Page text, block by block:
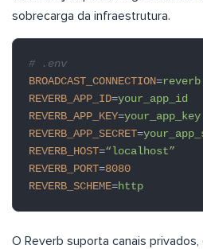
sobrecarga da infraestrutura.
# .env
BROADCAST_CONNECTION=reverb
REVERB_APP_ID=your_app_id
REVERB_APP_KEY=your_app_key
REVERB_APP_SECRET=
REVERB_HOST=“localhost”
REVERB_PORT=8080
REVERB_SCHEME=http
O Reverb suporta canais